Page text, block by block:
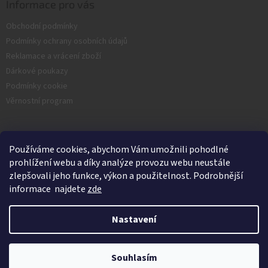
Používáme cookies, abychom Vám umožnili pohodlné
prohlížení webu a díky analýze provozu webu neustále
zlepšovali jeho funkce, výkon a použitelnost. Podrobnější
informace najdete zde
Nastavení
Souhlasím
Obchodní podmínky
Podmínky ochrany osobních údajů
Reklamace a vrácení zboží
Dárkové poukazy
Podmínky cookie
Věrnostní program
Facebook
Vytvořil Shoptet
Nash.cz. Všechna práva vyhrazena.